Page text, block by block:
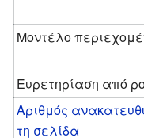
Μοντέλο
Ευρετηρίαση από
Αριθμός
τη σελίδα